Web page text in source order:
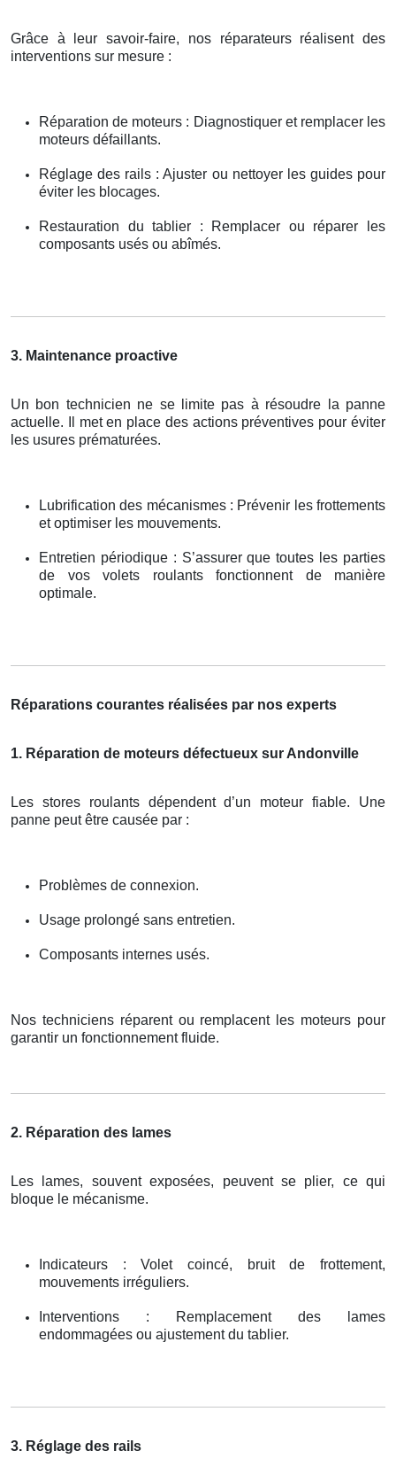
Grâce à leur savoir-faire, nos réparateurs réalisent des
interventions sur mesure :
Réparation de moteurs : Diagnostiquer et remplacer les
moteurs défaillants.
Réglage des rails : Ajuster ou nettoyer les guides pour
éviter les blocages.
Restauration du tablier : Remplacer ou réparer les
composants usés ou abîmés.
3. Maintenance proactive
Un bon technicien ne se limite pas à résoudre la panne
actuelle. Il met en place des actions préventives pour éviter
les usures prématurées.
Lubrification des mécanismes : Prévenir les frottements
et optimiser les mouvements.
Entretien périodique : S’assurer que toutes les parties
de vos volets roulants fonctionnent de manière
optimale.
Réparations courantes réalisées par nos experts
1. Réparation de moteurs défectueux sur Andonville
Les stores roulants dépendent d’un moteur fiable. Une
panne peut être causée par :
Problèmes de connexion.
Usage prolongé sans entretien.
Composants internes usés.
Nos techniciens réparent ou remplacent les moteurs pour
garantir un fonctionnement fluide.
2. Réparation des lames
Les lames, souvent exposées, peuvent se plier, ce qui
bloque le mécanisme.
Indicateurs : Volet coincé, bruit de frottement,
mouvements irréguliers.
Interventions : Remplacement des lames
endommagées ou ajustement du tablier.
3. Réglage des rails